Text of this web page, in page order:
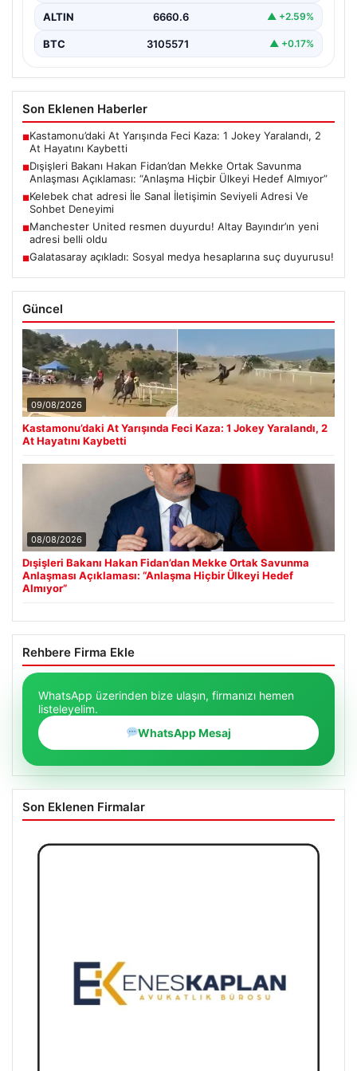
ALTIN 6660.6 ▲ +2.59%
BTC 3105571 ▲ +0.17%
Son Eklenen Haberler
■Kastamonu’daki At Yarışında Feci Kaza: 1 Jokey Yaralandı, 2
At Hayatını Kaybetti
■Dışişleri Bakanı Hakan Fidan’dan Mekke Ortak Savunma
Anlaşması Açıklaması: “Anlaşma Hiçbir Ülkeyi Hedef Almıyor”
■Kelebek chat adresi İle Sanal İletişimin Seviyeli Adresi Ve
Sohbet Deneyimi
■Manchester United resmen duyurdu! Altay Bayındır’ın yeni
adresi belli oldu
■Galatasaray açıkladı: Sosyal medya hesaplarına suç duyurusu!
Güncel
09/08/2026
Kastamonu’daki At Yarışında Feci Kaza: 1 Jokey Yaralandı, 2
At Hayatını Kaybetti
08/08/2026
Dışişleri Bakanı Hakan Fidan’dan Mekke Ortak Savunma
Anlaşması Açıklaması: “Anlaşma Hiçbir Ülkeyi Hedef
Almıyor”
Rehbere Firma Ekle
WhatsApp üzerinden bize ulaşın, firmanızı hemen
listeleyelim.
WhatsApp Mesaj
Son Eklenen Firmalar